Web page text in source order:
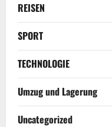
REISEN
SPORT
TECHNOLOGIE
Umzug und Lagerung
Uncategorized